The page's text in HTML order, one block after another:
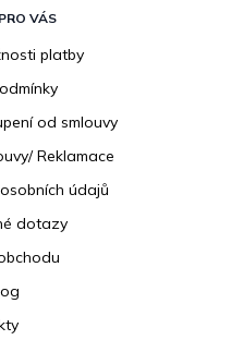
VÁS
platby
od smlouvy
Reklamace
údajů
dotazy